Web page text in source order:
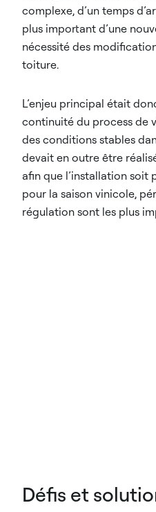
complexe, d’un temps
plus important d’une
nécessité des
toiture.
L’enjeu principal était
continuité du process de
des conditions stables
devait en outre être
afin que l’installation
pour la saison vinicole,
régulation sont les plus
Défis et